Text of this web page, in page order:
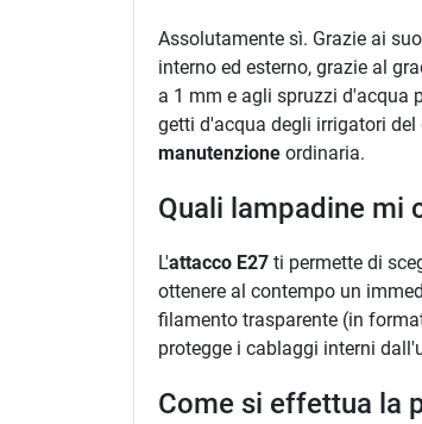
Assolutamente sì. Grazie ai
interno ed esterno, grazie al
a 1 mm e agli spruzzi d'acqua
getti d'acqua degli irrigatori
manutenzione ordinaria.
Quali lampadine mi
L'attacco E27 ti permette di
ottenere al contempo un
filamento trasparente (in
protegge i cablaggi interni
Come si effettua la